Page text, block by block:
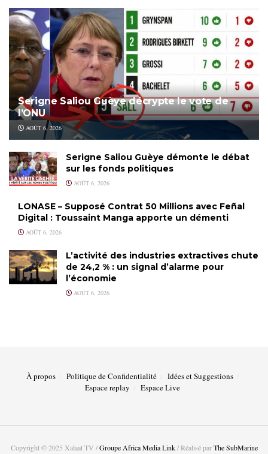
Serigne Saliou Guèye décrypte le vote de
l’ONU
AOÛT 6, 2026
Serigne Saliou Guèye démonte le débat
sur les fonds politiques
AOÛT 6, 2026
LONASE – Supposé Contrat 50 Millions avec Feñal
Digital : Toussaint Manga apporte un démenti
AOÛT 6, 2026
L’activité des industries extractives chute
de 24,2 % : un signal d’alarme pour
l’économie
AOÛT 6, 2026
À propos Politique de Confidentialité
Idées et Suggestions
Espace replay
Espace Live
Copyright © 2025 Xalaat TV /Groupe Africa Media Link/ Réalisé parThe SubMarine